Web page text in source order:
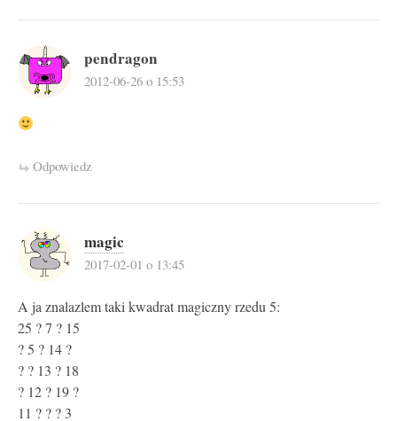
pendragon
2012-06-26 o 15:53
Odpowiedz
magic
2017-02-01 o 13:45
A ja znalazlem taki kwadrat magiczny rzedu 5:
25 ? 7 ? 15
? 5 ? 14 ?
? ? 13 ? 18
? 12 ? 19 ?
11 ? ? ? 3